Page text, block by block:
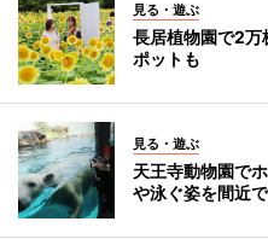
見る・遊ぶ
長居植物園で2
ポットも
見る・遊ぶ
天王寺動物園で
や泳ぐ姿を間近